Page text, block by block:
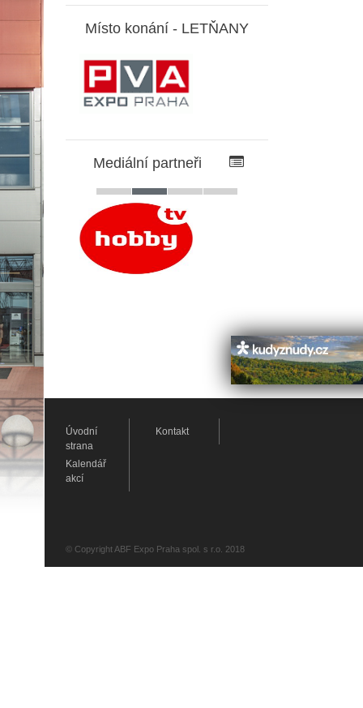
Místo konání - LETŇANY
Mediální partneři
Úvodní
strana
Kalendář
akcí
Kontakt
© Copyright ABF Expo Praha spol. s r.o. 2018